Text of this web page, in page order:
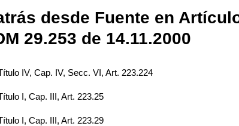
desde Fuente en
29.253 de 14.11.2000
IV, Cap. IV, Secc. VI, Art. 223.224
I, Cap. III, Art. 223.25
I, Cap. III, Art. 223.29